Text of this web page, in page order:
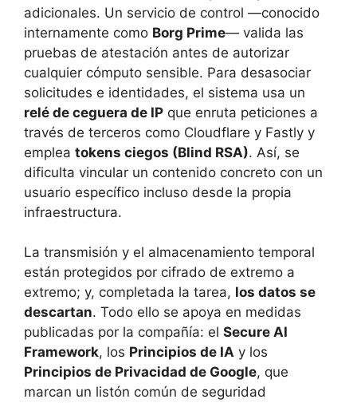
adicionales. Un servicio de control —conocido
internamente como Borg Prime— valida las
pruebas de atestación antes de autorizar
cualquier cómputo sensible. Para desasociar
solicitudes e identidades, el sistema usa un
relé de ceguera de IP que enruta peticiones a
través de terceros como Cloudflare y Fastly y
emplea tokens ciegos (Blind RSA). Así, se
dificulta vincular un contenido concreto con un
usuario específico incluso desde la propia
infraestructura.
La transmisión y el almacenamiento temporal
están protegidos por cifrado de extremo a
extremo; y, completada la tarea, los datos se
descartan. Todo ello se apoya en medidas
publicadas por la compañía: el Secure AI
Framework, los Principios de IA y los
Principios de Privacidad de Google, que
marcan un listón común de seguridad